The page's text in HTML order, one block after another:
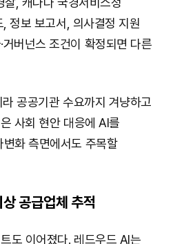
e
정보 보고서, 의사결정 지원
버넌스 조건이 확정되면 다른
공공기관 수요까지 겨냥하고
사회 현안 대응에 AI를
화 측면에서도 주목할
공급업체 추적
도 이어졌다. 레드우드 AI는